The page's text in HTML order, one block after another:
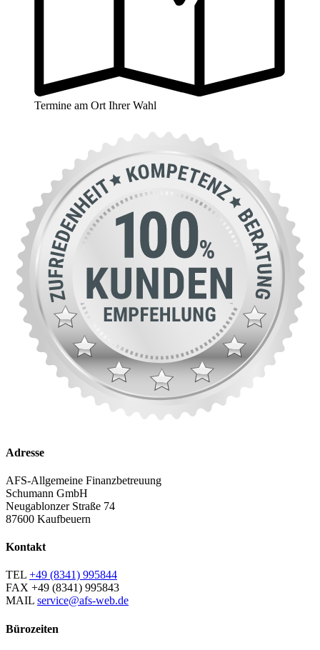
Termine am Ort Ihrer Wahl
Adresse
AFS-Allgemeine Finanzbetreuung
Schumann GmbH
Neugablonzer Straße 74
87600 Kaufbeuern
Kontakt
TEL +49 (8341) 995844
FAX +49 (8341) 995843
MAIL service@afs-web.de
Bürozeiten